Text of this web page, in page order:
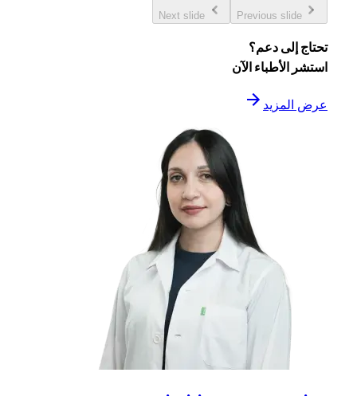
Previous slide
Next slide
تحتاج إلى دعم؟
استشر الأطباء الآن
عرض المزيد